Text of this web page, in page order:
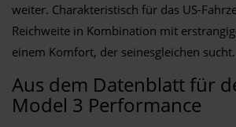
weiter. Charakteristisch für das US-
Reichweite in Kombination mit
einem Komfort, der seinesgleichen sucht.
Aus dem Datenblatt für
Model 3 Performance